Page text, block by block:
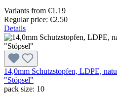
Variants from €1.19
Regular price: €2.50
Details
14,0mm Schutzstopfen, LDPE,
"Stöpsel"
pack size: 10